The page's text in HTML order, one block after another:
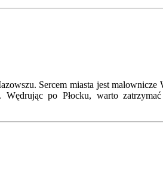
Sercem miasta jest malownicze
po Płocku, warto